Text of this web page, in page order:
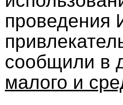
проведения
сообщили в
малого и